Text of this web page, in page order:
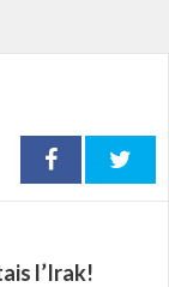
l’Irak!